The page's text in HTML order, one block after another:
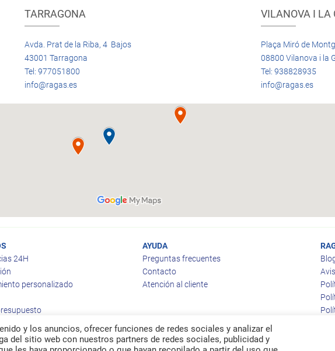
TARRAGONA
Avda. Prat de la Riba, 4 Bajos
43001 Tarragona
Tel: 977051800
info@ragas.es
VILANOVA I LA
Plaça Miró de
08800 Vilanova i la
Tel: 938828935
info@ragas.es
24H
personalizado
AYUDA
Preguntas frecuentes
Contacto
Atención al cliente
y los anuncios, ofrecer funciones de redes sociales y analizar el
del sitio web con nuestros partners de redes sociales, publicidad y